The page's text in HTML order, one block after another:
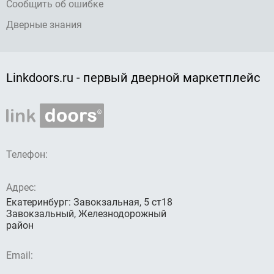
Сообщить об ошибке
Дверные знания
Linkdoors.ru - первый дверной маркетплейс
Телефон:
Адрес:
Екатеринбург: Завокзальная, 5 ст18
Завокзальный, Железнодорожный
район
Email: